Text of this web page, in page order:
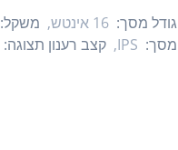
גודל מסך: 16‏ אינטש, משקל:
מסך: IPS, קצב רענון תצוגה: